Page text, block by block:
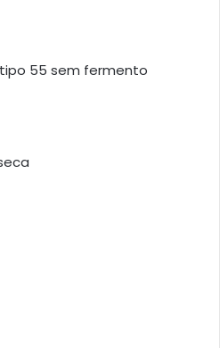
tipo 55 sem fermento